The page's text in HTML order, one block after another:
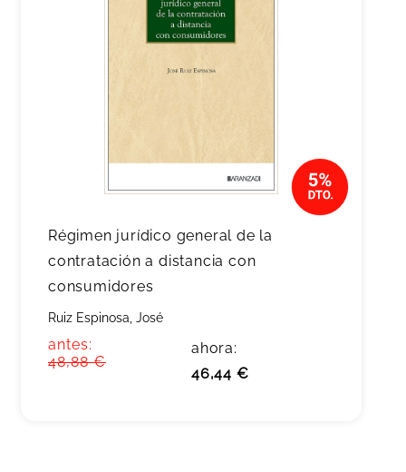
Régimen jurídico general de la
contratación a distancia con
consumidores
Ruiz Espinosa, José
antes:
48,88 €
ahora:
46,44 €